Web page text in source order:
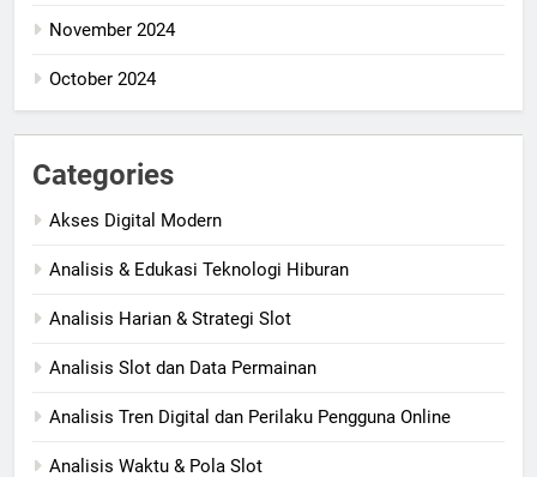
November 2024
October 2024
Categories
Akses Digital Modern
Analisis & Edukasi Teknologi Hiburan
Analisis Harian & Strategi Slot
Analisis Slot dan Data Permainan
Analisis Tren Digital dan Perilaku Pengguna Online
Analisis Waktu & Pola Slot